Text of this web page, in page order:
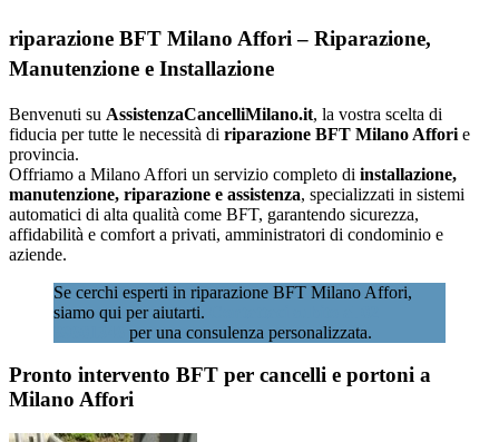
riparazione BFT Milano Affori – Riparazione,
Manutenzione e Installazione
Benvenuti su AssistenzaCancelliMilano.it, la vostra scelta di
fiducia per tutte le necessità di riparazione BFT Milano Affori e
provincia.
Offriamo a Milano Affori un servizio completo di installazione,
manutenzione, riparazione e assistenza, specializzati in sistemi
automatici di alta qualità come BFT, garantendo sicurezza,
affidabilità e comfort a privati, amministratori di condominio e
aziende.
Se cerchi esperti in riparazione BFT Milano Affori,
siamo qui per aiutarti.
per una consulenza personalizzata.
Pronto intervento BFT per cancelli e portoni a
Milano Affori